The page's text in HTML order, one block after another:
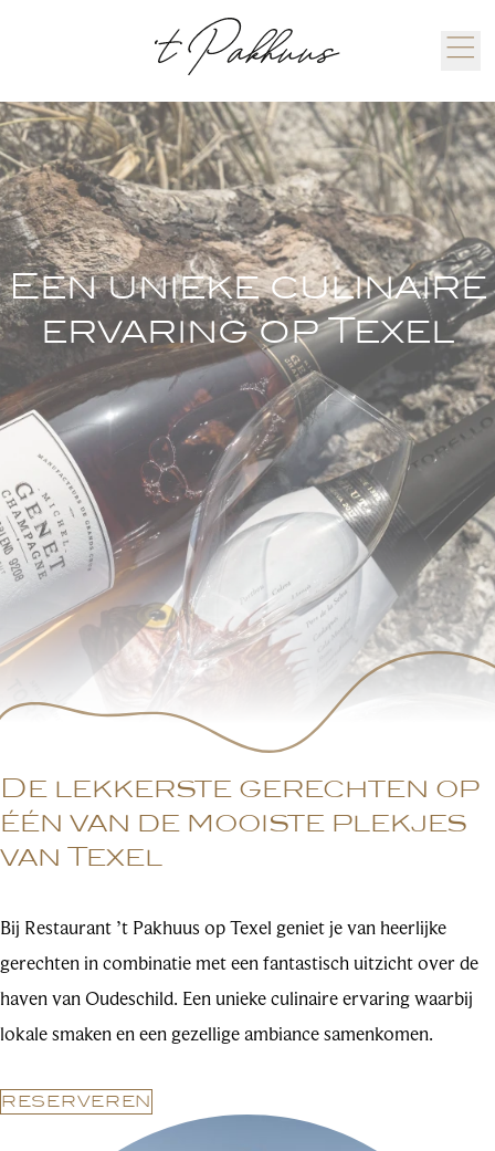
Een unieke culinaire
ervaring op Texel
De lekkerste gerechten op
één van de mooiste plekjes
van Texel
Bij Restaurant ’t Pakhuus op Texel geniet je van heerlijke
gerechten in combinatie met een fantastisch uitzicht over de
haven van Oudeschild. Een unieke culinaire ervaring waarbij
lokale smaken en een gezellige ambiance samenkomen.
RESERVEREN